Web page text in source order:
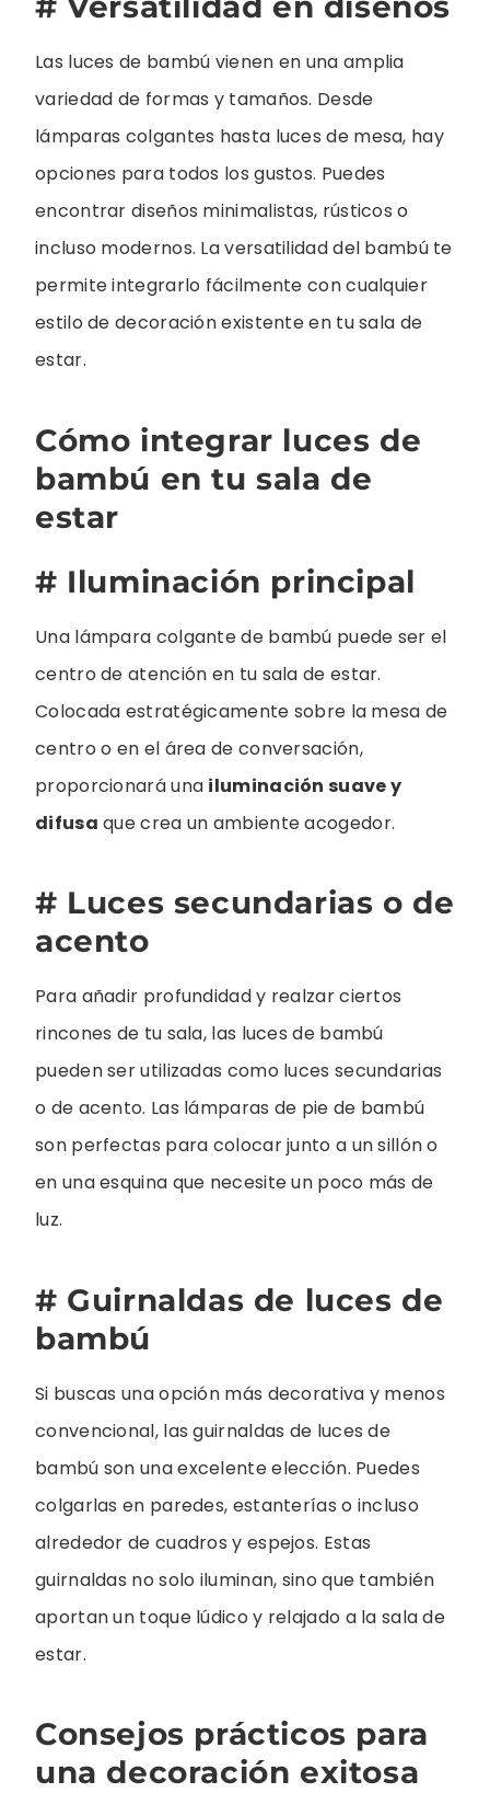
Las luces de bambú vienen en una amplia
variedad de formas y tamaños. Desde
lámparas colgantes hasta luces de mesa, hay
opciones para todos los gustos. Puedes
encontrar diseños minimalistas, rústicos o
incluso modernos. La versatilidad del bambú te
permite integrarlo fácilmente con cualquier
estilo de decoración existente en tu sala de
estar.
Cómo integrar luces de
bambú en tu sala de
estar
# Iluminación principal
Una lámpara colgante de bambú puede ser el
centro de atención en tu sala de estar.
Colocada estratégicamente sobre la mesa de
centro o en el área de conversación,
proporcionará una iluminación suave y
difusa que crea un ambiente acogedor.
# Luces secundarias o de
acento
Para añadir profundidad y realzar ciertos
rincones de tu sala, las luces de bambú
pueden ser utilizadas como luces secundarias
o de acento. Las lámparas de pie de bambú
son perfectas para colocar junto a un sillón o
en una esquina que necesite un poco más de
luz.
# Guirnaldas de luces de
bambú
Si buscas una opción más decorativa y menos
convencional, las guirnaldas de luces de
bambú son una excelente elección. Puedes
colgarlas en paredes, estanterías o incluso
alrededor de cuadros y espejos. Estas
guirnaldas no solo iluminan, sino que también
aportan un toque lúdico y relajado a la sala de
estar.
Consejos prácticos para
una decoración exitosa